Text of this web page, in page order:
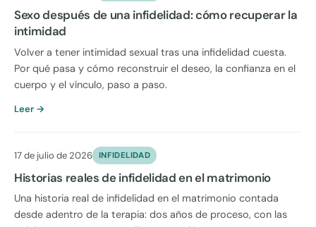
Sexo después de una infidelidad: cómo recuperar la
intimidad
Volver a tener intimidad sexual tras una infidelidad cuesta.
Por qué pasa y cómo reconstruir el deseo, la confianza en el
cuerpo y el vínculo, paso a paso.
Leer →
17 de julio de 2026 INFIDELIDAD
Historias reales de infidelidad en el matrimonio
Una historia real de infidelidad en el matrimonio contada
desde adentro de la terapia: dos años de proceso, con las